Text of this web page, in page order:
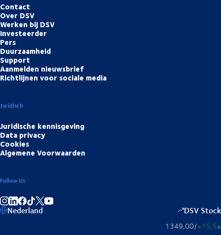
Contact
Over DSV
Werken bij DSV
Investeerder
Pers
Duurzaamheid
Support
Aanmelden nieuwsbrief
Richtlijnen voor sociale media
Juridisch
Juridische kennisgeving
Data privacy
Cookies
Algemene Voorwaarden
Follow Us
Deel op Instagram
Deel op LinkedIn
Deel op Facebook
Deel op TikTok
Nederland DSV Stock
1349,00/+15,5▴